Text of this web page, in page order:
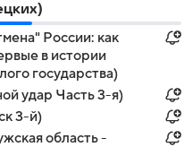
России: как
в истории
государства)
удар Часть 3-я)
3-й)
область -